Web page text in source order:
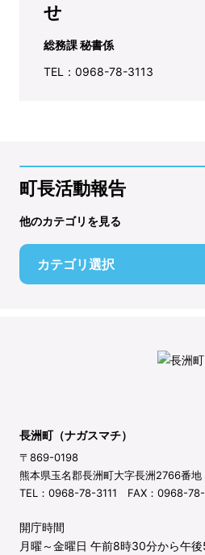
せ
総務課 秘書係
TEL：0968-78-3113
町長活動報告
他のカテゴリを見る
カテゴリ選択
長洲町（ナガスマチ）
〒869-0198
熊本県玉名郡長洲町大字長洲2766番地
TEL：0968-78-3111 FAX：0968-
開庁時間
月曜～金曜日 午前8時30分から午